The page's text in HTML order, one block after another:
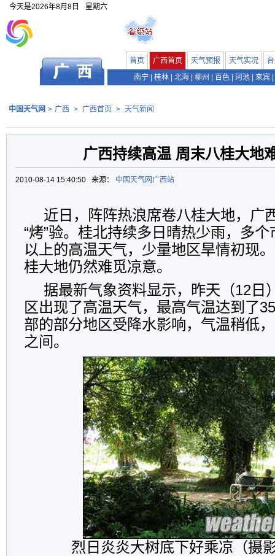
今天是2026年8月8日 星期六
首页 广西首页 天气预报 天气实况
南宁
桂林 北海 柳州 百色 河池 来宾
中国天气网 > 广西 > 广西首页 > 天气新闻
广西持续高温 周末八桂大地
2010-08-14 15:40:50 来源： 中国天气网广西站
近日，阵阵热浪席卷八桂大地，广
“烤”验。桂北持续多日晴热少雨，多
以上的高温天气，少量地区旱情初现
桂大地仍然难觅凉意。
据最新气象资料显示，昨天（12日
区出现了高温天气，最高气温达到了
部的部分地区受降水影响，气温稍低
之间。
烈日炎炎大树底下好乘凉（摄